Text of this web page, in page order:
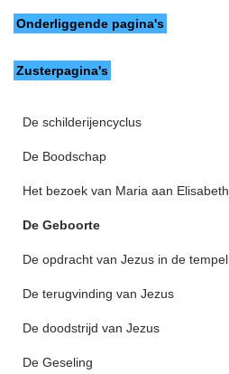
Onderliggende pagina's
Zusterpagina's
De schilderijencyclus
De Boodschap
Het bezoek van Maria aan Elisabeth
De Geboorte
De opdracht van Jezus in de tempel
De terugvinding van Jezus
De doodstrijd van Jezus
De Geseling